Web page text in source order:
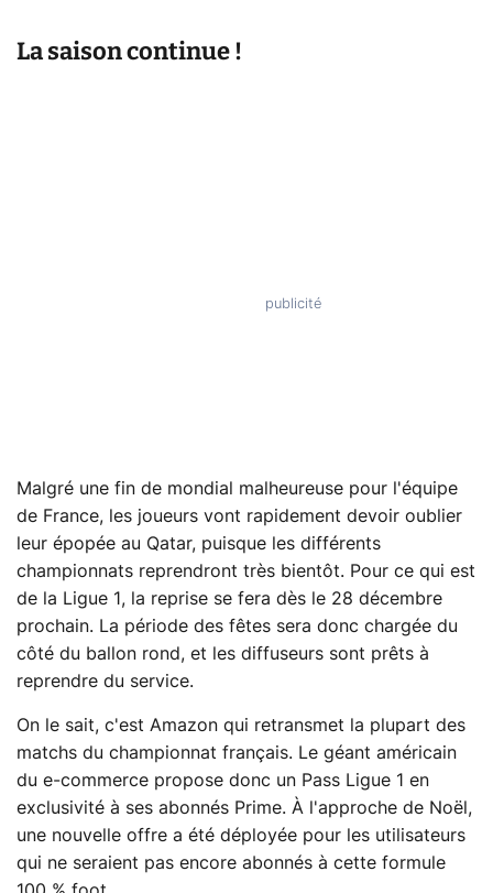
La saison continue !
Malgré une fin de mondial malheureuse pour l'équipe
de France, les joueurs vont rapidement devoir oublier
leur épopée au Qatar, puisque les différents
championnats reprendront très bientôt. Pour ce qui est
de la Ligue 1, la reprise se fera dès le 28 décembre
prochain. La période des fêtes sera donc chargée du
côté du ballon rond, et les diffuseurs sont prêts à
reprendre du service.
On le sait, c'est Amazon qui retransmet la plupart des
matchs du championnat français. Le géant américain
du e-commerce propose donc un Pass Ligue 1 en
exclusivité à ses abonnés Prime. À l'approche de Noël,
une nouvelle offre a été déployée pour les utilisateurs
qui ne seraient pas encore abonnés à cette formule